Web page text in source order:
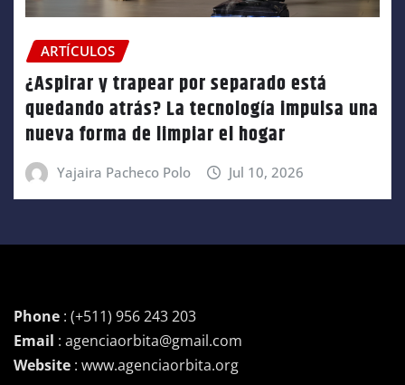
ARTÍCULOS
¿Aspirar y trapear por separado está
quedando atrás? La tecnología impulsa una
nueva forma de limpiar el hogar
Yajaira Pacheco Polo Jul 10, 2026
Phone : (+511) 956 243 203
Email : agenciaorbita@gmail.com
Website : www.agenciaorbita.org